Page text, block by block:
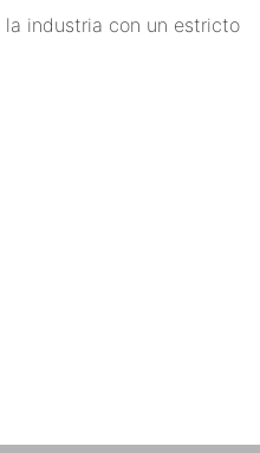
industria con un estricto